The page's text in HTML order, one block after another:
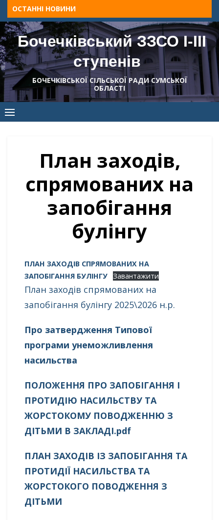
Skip
to
content
ОСТАННІ НОВИНИ
Бочечківський ЗЗСО І-ІІІ
ступенів
БОЧЕЧКІВСЬКОЇ СІЛЬСЬКОЇ РАДИ СУМСЬКОЇ
ОБЛАСТІ
План заходів,
спрямованих на
запобігання
булінгу
ПЛАН ЗАХОДІВ СПРЯМОВАНИХ НА
ЗАПОБІГАННЯ БУЛІНГУ Завантажити
План заходів спрямованих на
запобігання булінгу 2025\2026 н.р.
Про затвердження Типової
програми унеможливлення
насильства
ПОЛОЖЕННЯ ПРО ЗАПОБІГАННЯ І
ПРОТИДІЮ НАСИЛЬСТВУ ТА
ЖОРСТОКОМУ ПОВОДЖЕННЮ З
ДІТЬМИ В ЗАКЛАДІ.pdf
ПЛАН ЗАХОДІВ ІЗ ЗАПОБІГАННЯ ТА
ПРОТИДІЇ НАСИЛЬСТВА ТА
ЖОРСТОКОГО ПОВОДЖЕННЯ З
ДІТЬМИ